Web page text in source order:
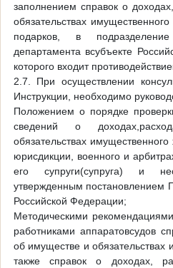
заполнением справок о
обязательствах
подарков, в
департамента всубъекте
которого входит
2.7. При осуществлении
Инструкции, необходимо
Положением о порядке
сведений о
обязательствах
юрисдикции, военного и
его супруги(супруга) и
утвержденным постановлением
Российской Федерации;
Методическими
работниками аппаратовсудов
об имуществе и обязательствах
также справок о доходах,